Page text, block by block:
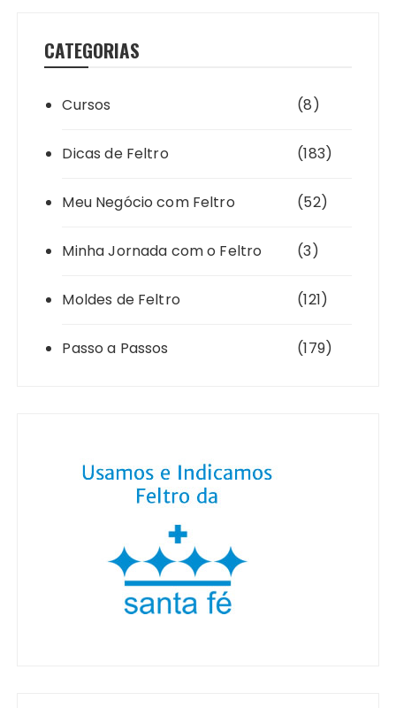
CATEGORIAS
Cursos (8)
Dicas de Feltro (183)
Meu Negócio com Feltro (52)
Minha Jornada com o Feltro (3)
Moldes de Feltro (121)
Passo a Passos (179)